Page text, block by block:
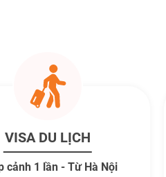
VISA DU LỊCH
cảnh 1 lần - Từ Hà Nội